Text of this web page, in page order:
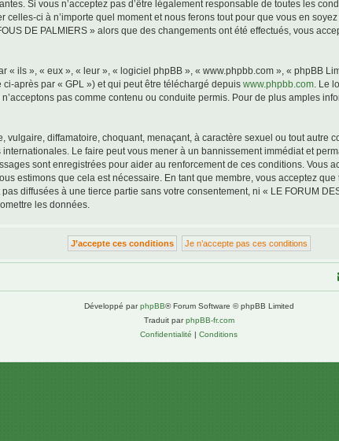
Si vous n’acceptez pas d’être légalement responsable de toutes les
celles-ci à n’importe quel moment et nous ferons tout pour que vous en
DE PALMIERS » alors que des changements ont été effectués, vous
« ils », « eux », « leur », « logiciel phpBB », « www.phpbb.com », « phpBB
ci-après par « GPL ») et qui peut être téléchargé depuis www.phpbb.com . Le
pas comme contenu ou conduite permis. Pour de plus amples
diffamatoire, choquant, menaçant, à caractère sexuel ou tout autre
Le faire peut vous mener à un bannissement immédiat et
sont enregistrées pour aider au renforcement de ces conditions. Vous
estimons que cela est nécessaire. En tant que membre, vous acceptez
diffusées à une tierce partie sans votre consentement, ni « LE FORUM
les données.
Développé parphpBB® Forum Software © phpBB Limited
Traduit parphpBB-fr.com
Confidentialité | Conditions